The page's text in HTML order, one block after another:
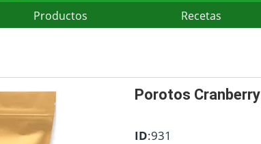
Productos Recetas
Porotos Cranberry
ID:931